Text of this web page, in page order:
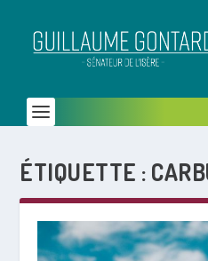
ÉTIQUETTE :